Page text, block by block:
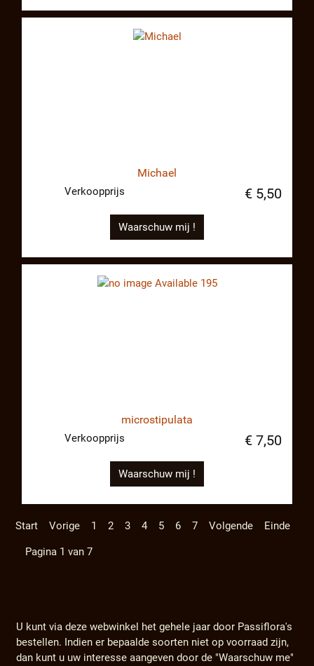
Michael
Verkoopprijs € 5,50
Waarschuw mij !
microstipulata
Verkoopprijs € 7,50
Waarschuw mij !
Start Vorige 1 2 3 4 5 6 7 Volgende Einde
Pagina 1 van 7
U kunt via deze webwinkel het gehele jaar door Passiflora's
bestellen. Indien er bepaalde soorten niet op voorraad zijn,
dan kunt u uw interesse aangeven door de "Waarschuw me"